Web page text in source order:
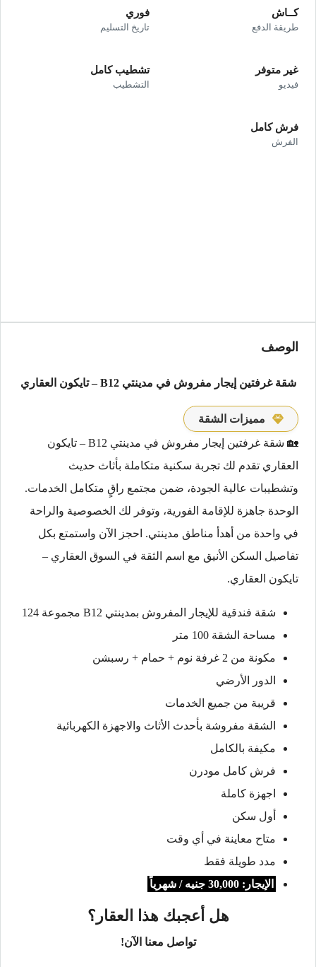
كــاش
طريقة الدفع
فوري
تاريخ التسليم
غير متوفر
فيديو
تشطيب كامل
التشطيب
فرش كامل
الفرش
الوصف
شقة غرفتين إيجار مفروش في مدينتي B12 – تايكون العقاري
مميزات الشقة
🏡 شقة غرفتين إيجار مفروش في مدينتي B12 – تايكون
العقاري تقدم لك تجربة سكنية متكاملة بأثاث حديث
وتشطيبات عالية الجودة، ضمن مجتمع راقٍ متكامل الخدمات.
الوحدة جاهزة للإقامة الفورية، وتوفر لك الخصوصية والراحة
في واحدة من أهدأ مناطق مدينتي. احجز الآن واستمتع بكل
تفاصيل السكن الأنيق مع اسم الثقة في السوق العقاري –
تايكون العقاري.
شقة فندقية للإيجار المفروش بمدينتي B12 مجموعة 124
مساحة الشقة 100 متر
مكونة من 2 غرفة نوم + حمام + رسبشن
الدور الأرضي
قريبة من جميع الخدمات
الشقة مفروشة بأحدث الأثاث والاجهزة الكهربائية
مكيفة بالكامل
فرش كامل مودرن
اجهزة كاملة
أول سكن
متاح معاينة في أي وقت
مدد طويلة فقط
الإيجار: 30,000 جنيه / شهرياً
هل أعجبك هذا العقار؟
تواصل معنا الآن!